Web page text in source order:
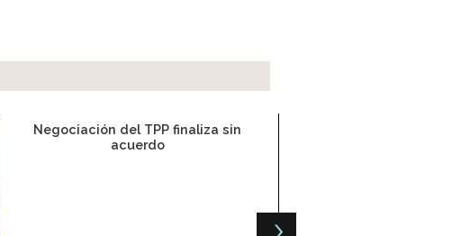
Negociación del TPP finaliza sin
acuerdo